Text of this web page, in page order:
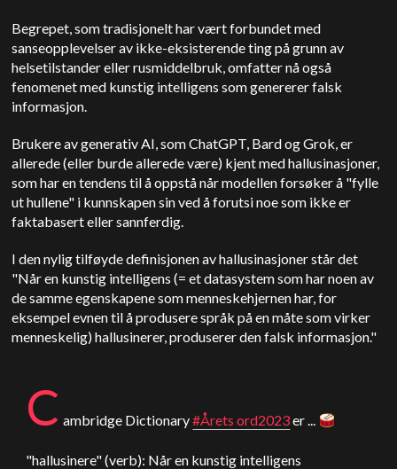
Begrepet, som tradisjonelt har vært forbundet med
sanseopplevelser av ikke-eksisterende ting på grunn av
helsetilstander eller rusmiddelbruk, omfatter nå også
fenomenet med kunstig intelligens som genererer falsk
informasjon.
Brukere av generativ AI, som ChatGPT, Bard og Grok, er
allerede (eller burde allerede være) kjent med hallusinasjoner,
som har en tendens til å oppstå når modellen forsøker å "fylle
ut hullene" i kunnskapen sin ved å forutsi noe som ikke er
faktabasert eller sannferdig.
I den nylig tilføyde definisjonen av hallusinasjoner står det
"Når en kunstig intelligens (= et datasystem som har noen av
de samme egenskapene som menneskehjernen har, for
eksempel evnen til å produsere språk på en måte som virker
menneskelig) hallusinerer, produserer den falsk informasjon."
C ambridge Dictionary#Årets ord2023er ...
"hallusinere" (verb): Når en kunstig intelligens